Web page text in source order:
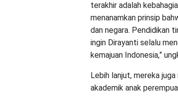
terakhir adalah
menanamkan prinsip
dan negara. Pendidikan
ingin Dirayanti selalu
kemajuan Indonesia,”
Lebih lanjut, mereka
akademik anak